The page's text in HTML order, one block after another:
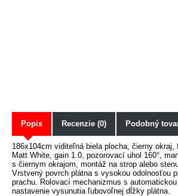
Popis Recenzie (0) Podobný
186x104cm viditeľná biela plocha, čierny okraj,
Matt White, gain 1.0, pozorovací uhol 160°,
s čiernym okrajom, montáž na strop alebo
Vrstvený povrch plátna s vysokou odolnosťou
prachu. Rolovací mechanizmus s
nastavenie vysunutia ľubovoľnej dĺžky plátna.